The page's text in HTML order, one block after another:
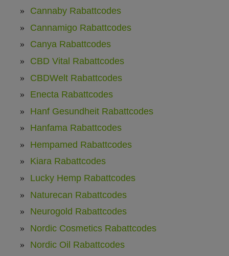
Cannaby Rabattcodes
Cannamigo Rabattcodes
Canya Rabattcodes
CBD Vital Rabattcodes
CBDWelt Rabattcodes
Enecta Rabattcodes
Hanf Gesundheit Rabattcodes
Hanfama Rabattcodes
Hempamed Rabattcodes
Kiara Rabattcodes
Lucky Hemp Rabattcodes
Naturecan Rabattcodes
Neurogold Rabattcodes
Nordic Cosmetics Rabattcodes
Nordic Oil Rabattcodes